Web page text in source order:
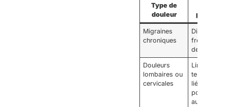
Type de
douleur
préventif
Migraines
chroniques
Diminuer la
fréquence
des crises
Douleurs
lombaires ou
cervicales
Limiter les
tensions
liées à la
posture ou
au stress